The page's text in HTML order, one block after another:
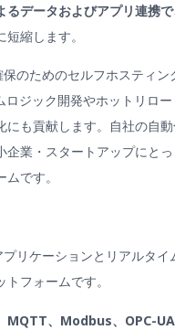
データおよびアプリ連携
縮します。
のためのセルフホスティン
ジック開発やホットリロ
にも貢献します。自社の自
業・スタートアップにとっ
です。
リケーションとリアルタイ
フォームです。
MQTT、Modbus、OPC-UA